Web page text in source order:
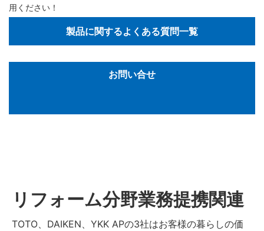
用ください！
製品に関するよくある質問一覧
お問い合せ
リフォーム分野業務提携関連
TOTO、DAIKEN、YKK APの3社はお客様の暮らしの価